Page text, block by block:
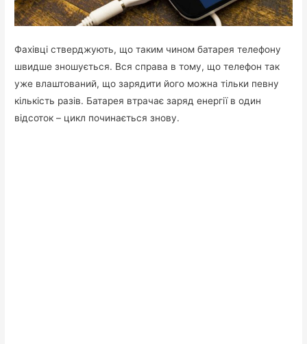
Фахівці стверджують, що таким чином батарея телефону
швидше зношується. Вся справа в тому, що телефон так
уже влаштований, що зарядити його можна тільки певну
кількість разів. Батарея втрачає заряд енергії в один
відсоток – цикл починається знову.